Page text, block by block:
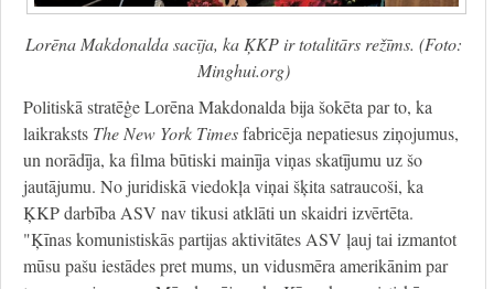
Lorēna Makdonalda sacīja, ka ĶKP ir totalitārs režīms. (Foto:
Minghui.org)
Politiskā stratēģe Lorēna Makdonalda bija šokēta par to, ka
laikraksts The New York Timesfabricēja nepatiesus ziņojumus,
un norādīja, ka filma būtiski mainīja viņas skatījumu uz šo
jautājumu. No juridiskā viedokļa viņai šķita satraucoši, ka
ĶKP darbība ASV nav tikusi atklāti un skaidri izvērtēta.
"Ķīnas komunistiskās partijas aktivitātes ASV ļauj tai izmantot
mūsu pašu iestādes pret mums, un vidusmēra amerikānim par